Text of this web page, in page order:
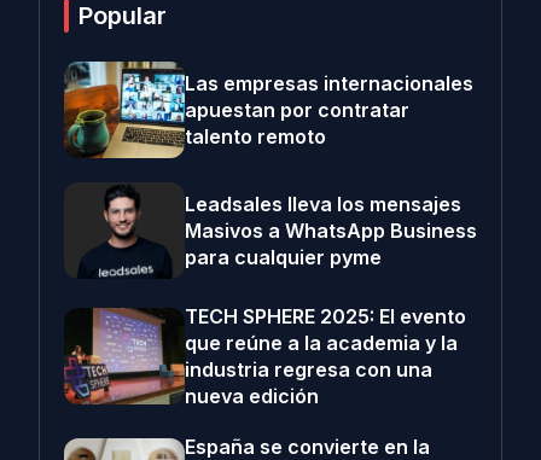
Popular
Las empresas internacionales
apuestan por contratar
talento remoto
Leadsales lleva los mensajes
Masivos a WhatsApp Business
para cualquier pyme
TECH SPHERE 2025: El evento
que reúne a la academia y la
industria regresa con una
nueva edición
España se convierte en la